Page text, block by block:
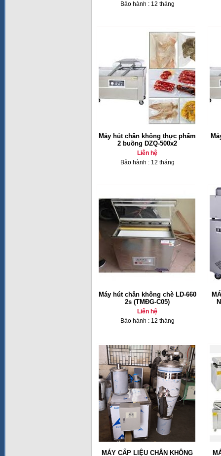
Bảo hành : 12 tháng
Máy hút chân không thực phẩm
2 buồng DZQ-500x2
Liên hệ
Bảo hành : 12 tháng
Máy hút chân không chè LD-660
2s (TMĐG-C05)
Liên hệ
Bảo hành : 12 tháng
MÁY CẤP LIỆU CHÂN KHÔNG